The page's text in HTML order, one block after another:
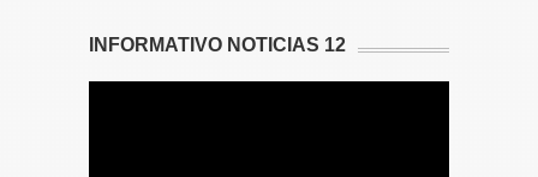
INFORMATIVO NOTICIAS 12